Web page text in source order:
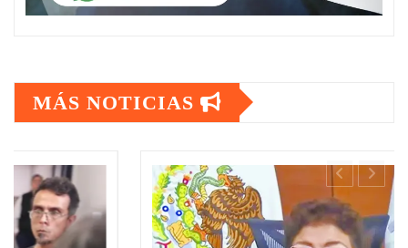
MÁS NOTICIAS